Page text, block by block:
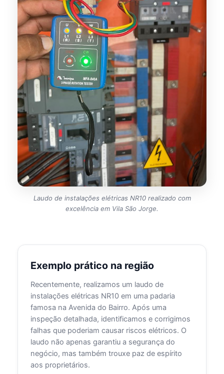
Laudo de instalações elétricas NR10 realizado com
excelência em Vila São Jorge.
Exemplo prático na região
Recentemente, realizamos um laudo de
instalações elétricas NR10 em uma padaria
famosa na Avenida do Bairro. Após uma
inspeção detalhada, identificamos e corrigimos
falhas que poderiam causar riscos elétricos. O
laudo não apenas garantiu a segurança do
negócio, mas também trouxe paz de espírito
aos proprietários.